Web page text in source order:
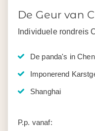
De Geur van
Individuele rondreis
De panda's in
Imponerend
Shanghai
P.p. vanaf: